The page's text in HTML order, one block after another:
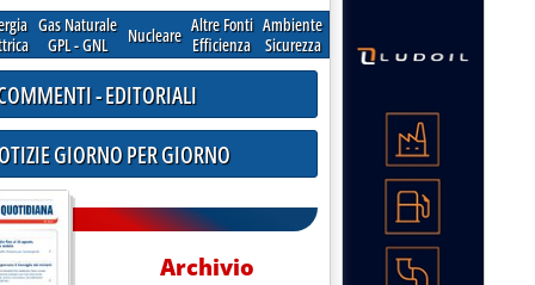
Gas Naturale
GPL - GNL
Nucleare Altre Fonti
Efficienza
Ambiente
Sicurezza
- EDITORIALI
GIORNO PER GIORNO
Archivio